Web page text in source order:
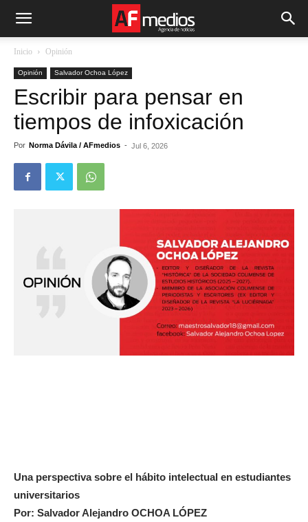
Inicio Opinión
Opinión Salvador Ochoa López
Escribir para pensar en
tiempos de infoxicación
Por Norma Dávila / AFmedios - Jul 6, 2026
Una perspectiva sobre el hábito intelectual en estudiantes
universitarios
Por: Salvador Alejandro OCHOA LÓPEZ